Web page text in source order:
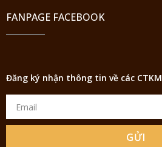
FANPAGE FACEBOOK
Đăng ký nhận thông tin về các CTKM
GỬI